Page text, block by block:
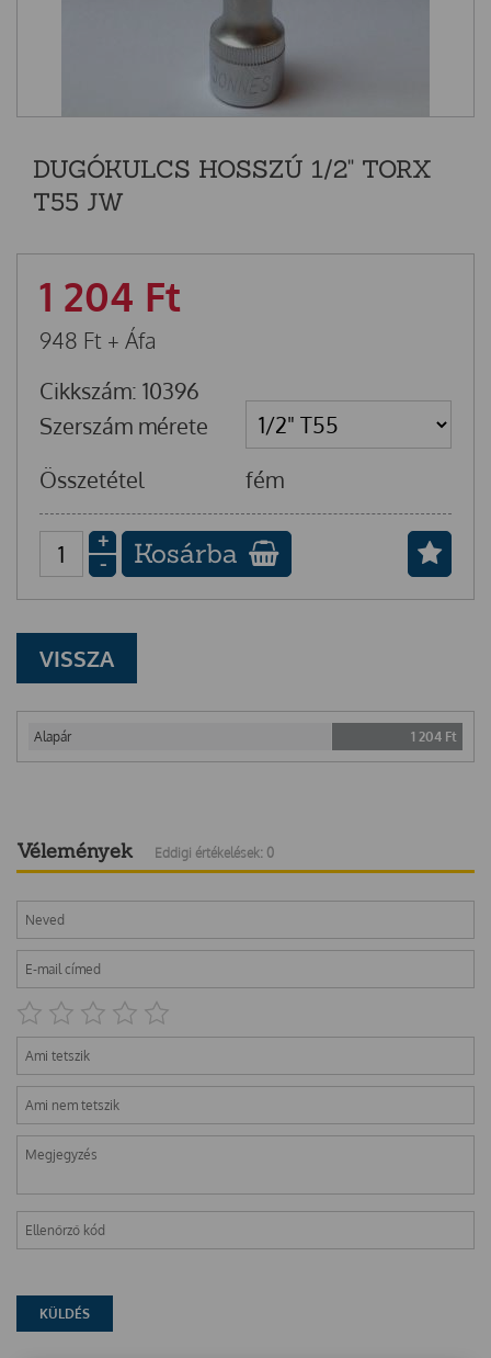
DUGÓKULCS HOSSZÚ 1/2" TORX
T55 JW
1 204 Ft
948 Ft + Áfa
Cikkszám: 10396
Szerszám mérete
Összetétel
fém
+
-
Kosárba
VISSZA
Alapár 1 204 Ft
Vélemények Eddigi értékelések: 0